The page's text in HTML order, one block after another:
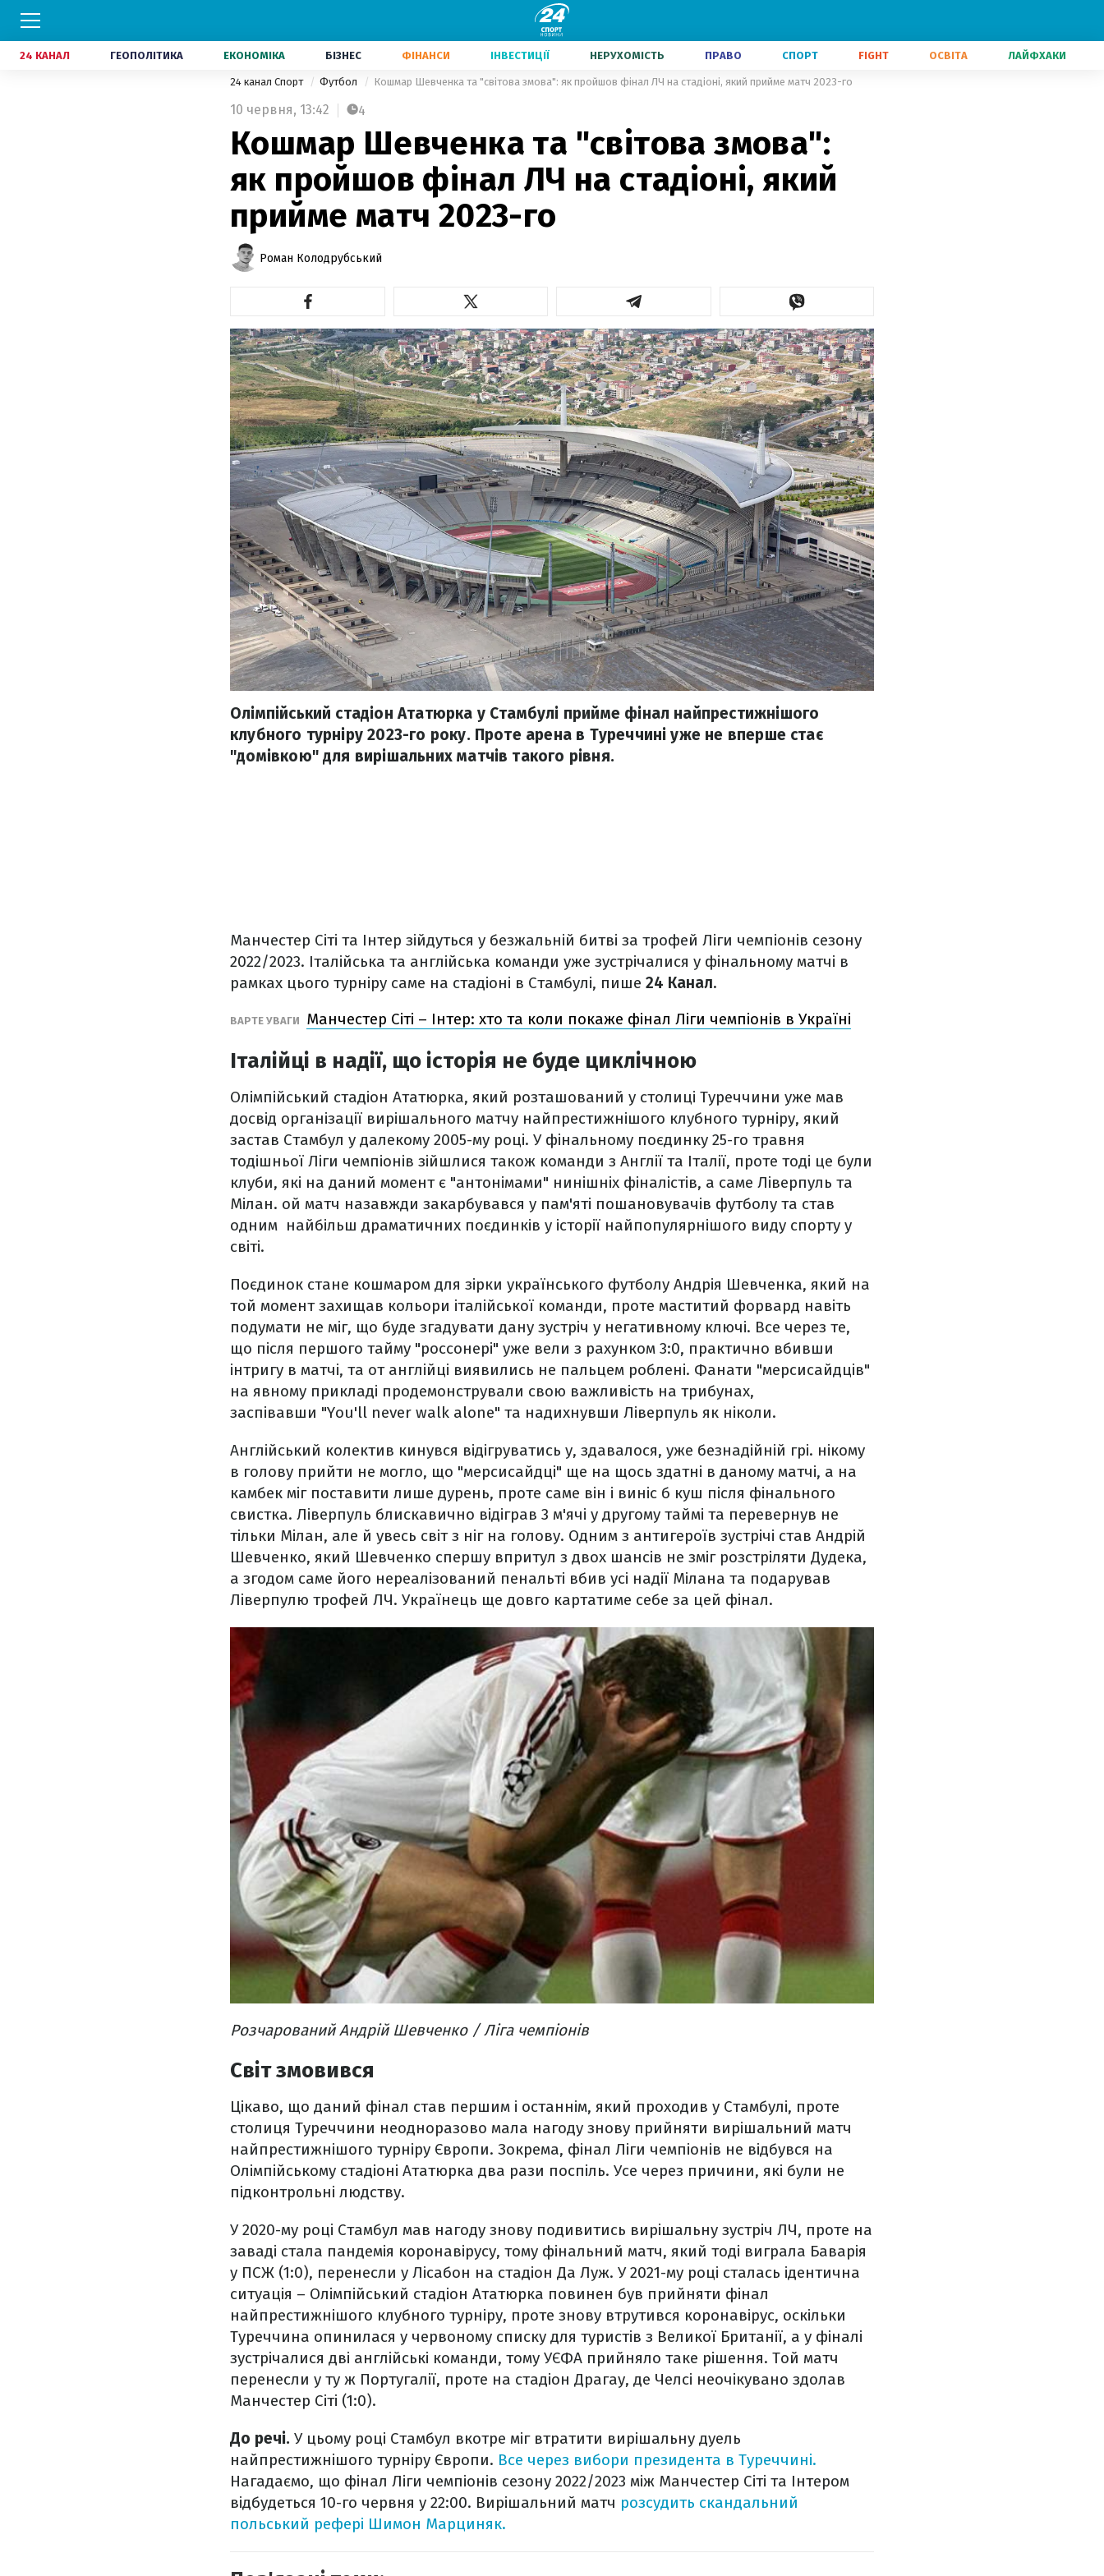
24 КАНАЛ ГЕОПОЛІТИКА ЕКОНОМІКА БІЗНЕС ФІНАНСИ ІНВЕСТИЦІЇ НЕРУХОМІСТЬ ПРАВО СПОРТ FIGHT ОСВІТА ЛАЙФХАКИ
24 канал Спорт Футбол Кошмар Шевченка та "світова змова": як пройшов фінал ЛЧ на стадіоні, який прийме матч 2023-го
10 червня, 13:42 4
Кошмар Шевченка та "світова змова":
як пройшов фінал ЛЧ на стадіоні, який
прийме матч 2023-го
Роман Колодрубський
Олімпійський стадіон Ататюрка у Стамбулі прийме фінал найпрестижнішого
клубного турніру 2023-го року. Проте арена в Туреччині уже не вперше стає
"домівкою" для вирішальних матчів такого рівня.
Манчестер Сіті та Інтер зійдуться у безжальній битві за трофей Ліги чемпіонів сезону
2022/2023. Італійська та англійська команди уже зустрічалися у фінальному матчі в
рамках цього турніру саме на стадіоні в Стамбулі, пише 24 Канал.
ВАРТЕ УВАГИ Манчестер Сіті – Інтер: хто та коли покаже фінал Ліги чемпіонів в Україні
Італійці в надії, що історія не буде циклічною
Олімпійський стадіон Ататюрка, який розташований у столиці Туреччини уже мав
досвід організації вирішального матчу найпрестижнішого клубного турніру, який
застав Стамбул у далекому 2005-му році. У фінальному поєдинку 25-го травня
тодішньої Ліги чемпіонів зійшлися також команди з Англії та Італії, проте тоді це були
клуби, які на даний момент є "антонімами" нинішніх фіналістів, а саме Ліверпуль та
Мілан. ой матч назавжди закарбувався у пам'яті пошановувачів футболу та став
одним найбільш драматичних поєдинків у історії найпопулярнішого виду спорту у
світі.
Поєдинок стане кошмаром для зірки українського футболу Андрія Шевченка, який на
той момент захищав кольори італійської команди, проте маститий форвард навіть
подумати не міг, що буде згадувати дану зустріч у негативному ключі. Все через те,
що після першого тайму "россонері" уже вели з рахунком 3:0, практично вбивши
інтригу в матчі, та от англійці виявились не пальцем роблені. Фанати "мерсисайдців"
на явному прикладі продемонстрували свою важливість на трибунах,
заспівавши "You'll never walk alone" та надихнувши Ліверпуль як ніколи.
Англійський колектив кинувся відігруватись у, здавалося, уже безнадійній грі. нікому
в голову прийти не могло, що "мерсисайдці" ще на щось здатні в даному матчі, а на
камбек міг поставити лише дурень, проте саме він і виніс б куш після фінального
свистка. Ліверпуль блискавично відіграв 3 м'ячі у другому таймі та перевернув не
тільки Мілан, але й увесь світ з ніг на голову. Одним з антигероїв зустрічі став Андрій
Шевченко, який Шевченко спершу впритул з двох шансів не зміг розстріляти Дудека,
а згодом саме його нереалізований пенальті вбив усі надії Мілана та подарував
Ліверпулю трофей ЛЧ. Українець ще довго картатиме себе за цей фінал.
Розчарований Андрій Шевченко / Ліга чемпіонів
Світ змовився
Цікаво, що даний фінал став першим і останнім, який проходив у Стамбулі, проте
столиця Туреччини неодноразово мала нагоду знову прийняти вирішальний матч
найпрестижнішого турніру Європи. Зокрема, фінал Ліги чемпіонів не відбувся на
Олімпійському стадіоні Ататюрка два рази поспіль. Усе через причини, які були не
підконтрольні людству.
У 2020-му році Стамбул мав нагоду знову подивитись вирішальну зустріч ЛЧ, проте на
заваді стала пандемія коронавірусу, тому фінальний матч, який тоді виграла Баварія
у ПСЖ (1:0), перенесли у Лісабон на стадіон Да Луж. У 2021-му році сталась ідентична
ситуація – Олімпійський стадіон Ататюрка повинен був прийняти фінал
найпрестижнішого клубного турніру, проте знову втрутився коронавірус, оскільки
Туреччина опинилася у червоному списку для туристів з Великої Британії, а у фіналі
зустрічалися дві англійські команди, тому УЄФА прийняло таке рішення. Той матч
перенесли у ту ж Португалії, проте на стадіон Драгау, де Челсі неочікувано здолав
Манчестер Сіті (1:0).
До речі. У цьому році Стамбул вкотре міг втратити вирішальну дуель
найпрестижнішого турніру Європи. Все через вибори президента в Туреччині.
Нагадаємо, що фінал Ліги чемпіонів сезону 2022/2023 між Манчестер Сіті та Інтером
відбудеться 10-го червня у 22:00. Вирішальний матч розсудить скандальний
польський рефері Шимон Марциняк.